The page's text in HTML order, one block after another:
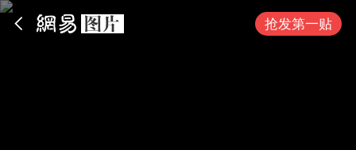
抢发第一贴
App内打开